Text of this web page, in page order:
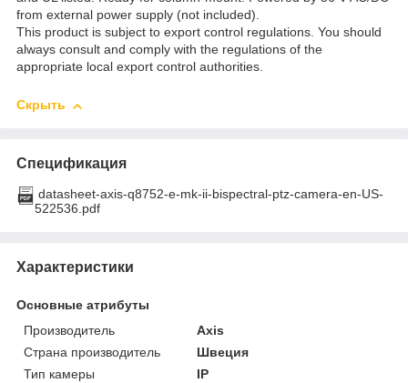
from external power supply (not included).
This product is subject to export control regulations. You should
always consult and comply with the regulations of the
appropriate local export control authorities.
Скрыть
Спецификация
datasheet-axis-q8752-e-mk-ii-bispectral-ptz-camera-en-US-
522536.pdf
Характеристики
Основные атрибуты
Производитель
Axis
Страна производитель
Швеция
Тип камеры
IP